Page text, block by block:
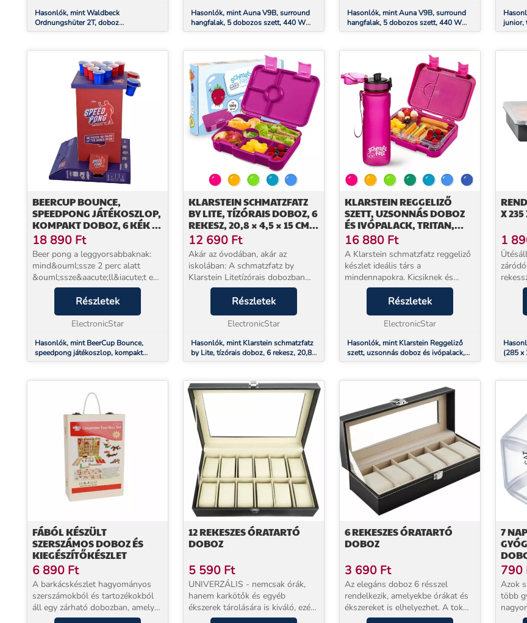
Hasonlók, mint Waldbeck
Ordnungshüter 2T, doboz
szemétkosarakra, 145 x 130 x 87 cm
Hasonlók, mint Auna V9B, surround
hangfalak, 5 dobozos szett, 440 W
RMS, fekete
Hasonlók, mint Auna V9B, surround
hangfalak, 5 dobozos szett, 440 W
RMS, mahagóni
junior,
15 x
BEERCUP BOUNCE,
SPEEDPONG JÁTÉKOSZLOP,
KOMPAKT DOBOZ, 6 KÉK ÉS
PIROS POHÁR,
MELLÉKELVE 2 LABDÁCSKA
18 890 Ft
Beer pong a leggyorsabbaknak:
mind&ouml;ssze 2 perc alatt
&ouml;ssze&aacute;ll&iacute;t egy
kifinomult
j&aacute;t&eacute;koszlopot
kartonb&oacute;l, &eacute;s a
poharakat a kijel&ouml;lt lyukakba
Részletek
ElectronicStar
Hasonlók, mint BeerCup Bounce,
speedpong játékoszlop, kompakt
doboz, 6 kék és piros pohár,
KLARSTEIN SCHMATZFATZ
BY LITE, TÍZÓRAIS DOBOZ, 6
REKESZ, 20,8 × 4,5 × 15 CM
(SZ × MA × MÉ), BPA-
MENTES, EXTRA KÖNNYŰ
TRITANBÓL
12 690 Ft
Akár az óvodában, akár az
iskolában: A schmatzfatz by
Klarstein Litetízórais dobozban
minden tízórai ropogós és friss
marad! A praktikus behelyezési
rendszernek köszönhetően
minden étel külön tárolhat...
Részletek
ElectronicStar
Hasonlók, mint Klarstein schmatzfatz
by Lite, tízórais doboz, 6 rekesz, 20,8
× 4,5 × 15 cm (Sz × Ma × Mé), BPA-
KLARSTEIN REGGELIZŐ
SZETT, UZSONNÁS DOBOZ
ÉS IVÓPALACK, TRITAN,
SZOROS ZÁRÓRENDSZER,
BPA-MENTES
16 880 Ft
A Klarstein schmatzfatz reggeliző
készlet ideális társ a
mindennapokra. Kicsiknek és
nagyoknak: A praktikus készlet
uzsonnás dobozt és színben hozzá
mindig könnye...
Részletek
ElectronicStar
Hasonlók, mint Klarstein Reggeliző
szett, uzsonnás doboz és ivópalack,
Tritan, szoros zárórendszer, BPA-
X
1
db
Anyaga:
235 x
(285 x
FÁBÓL KÉSZÜLT
SZERSZÁMOS DOBOZ ÉS
KIEGÉSZÍTŐKÉSZLET
6 890 Ft
A barkácskészlet hagyományos
szerszámokból és tartozékokból
áll egy zárható dobozban, amely
vastag kötélből készült kényelmes
12 REKESZES ÓRATARTÓ
DOBOZ
5 590 Ft
UNIVERZÁLIS - nemcsak órák,
hanem karkötők és egyéb
ékszerek tárolására is kiváló, ezért
tökéletes ajándék nőnek és
6 REKESZES ÓRATARTÓ
DOBOZ
3 690 Ft
Az elegáns doboz 6 résszel
rendelkezik, amelyekbe órákat és
ékszereket is elhelyezhet. A tok
elegáns, fekete színű, a varratok
7
790
Azok
több